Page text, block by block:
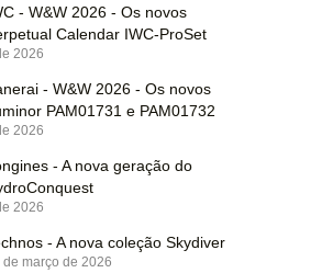
- W&W 2026 - Os novos
Calendar IWC-ProSet
2026
- W&W 2026 - Os novos
PAM01731 e PAM01732
2026
- A nova geração do
2026
- A nova coleção Skydiver
de março de 2026